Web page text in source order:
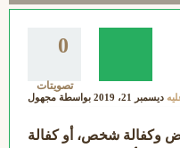
0
تصويتات
ديسمبر 21، 2019 بواسطة مجهول
وكفالة شخص، أو كفالة